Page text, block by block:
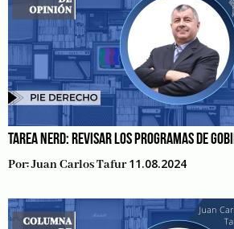
TAREA NERD: REVISAR LOS PROGRAMAS DE
Por:Juan Carlos Tafur 11.08.2024